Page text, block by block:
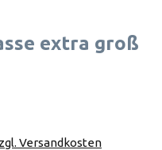
extra groß
Versandkosten